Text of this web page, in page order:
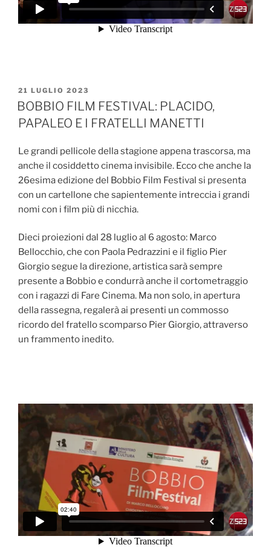
PUBBLICATO
IL
21 LUGLIO 2023
BOBBIO FILM FESTIVAL: PLACIDO,
PAPALEO E I FRATELLI MANETTI
Le grandi pellicole della stagione appena trascorsa, ma
anche il cosiddetto cinema invisibile. Ecco che anche la
26esima edizione del Bobbio Film Festival si presenta
con un cartellone che sapientemente intreccia i grandi
nomi con i film più di nicchia.
Dieci proiezioni dal 28 luglio al 6 agosto: Marco
Bellocchio, che con Paola Pedrazzini e il figlio Pier
Giorgio segue la direzione, artistica sarà sempre
presente a Bobbio e condurrà anche il cortometraggio
con i ragazzi di Fare Cinema. Ma non solo, in apertura
della rassegna, regalerà ai presenti un commosso
ricordo del fratello scomparso Pier Giorgio, attraverso
un frammento inedito.